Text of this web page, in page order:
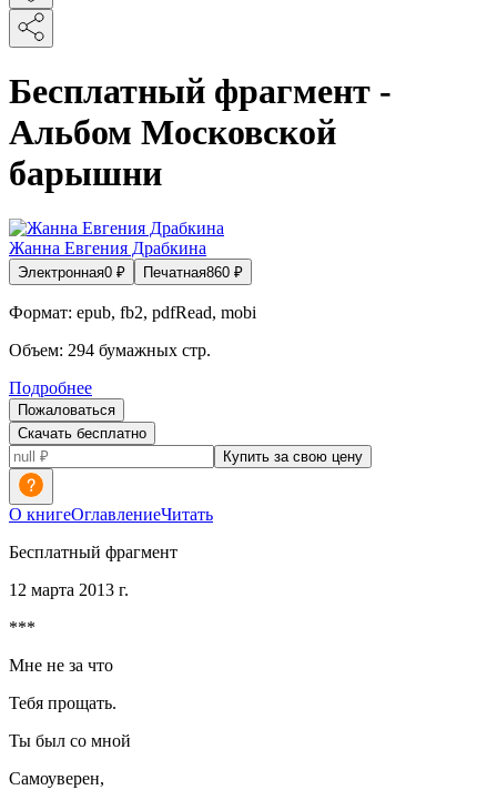
Бесплатный фрагмент -
Альбом Московской
барышни
Жанна Евгения Драбкина
Электронная0 ₽ Печатная860 ₽
Формат: epub, fb2, pdfRead, mobi
Объем: 294 бумажных стр.
Подробнее
Пожаловаться
Скачать бесплатно
Купить за свою цену
О книгеОглавлениеЧитать
Бесплатный фрагмент
12 марта 2013 г.
***
Мне не за что
Тебя прощать.
Ты был со мной
Самоуверен,